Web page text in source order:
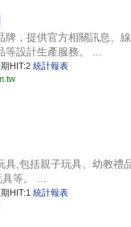
牌，提供官方相關訊息、線
等設計生產服務。 ...
HIT:2 統計報表
具,包括親子玩具、幼教禮
等。 ...
HIT:1 統計報表